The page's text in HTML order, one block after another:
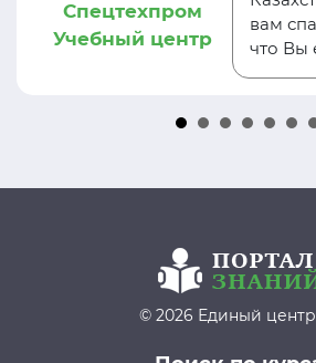
Спецтехпром
Учебный центр
вам
что Вы
© 2026 Единый